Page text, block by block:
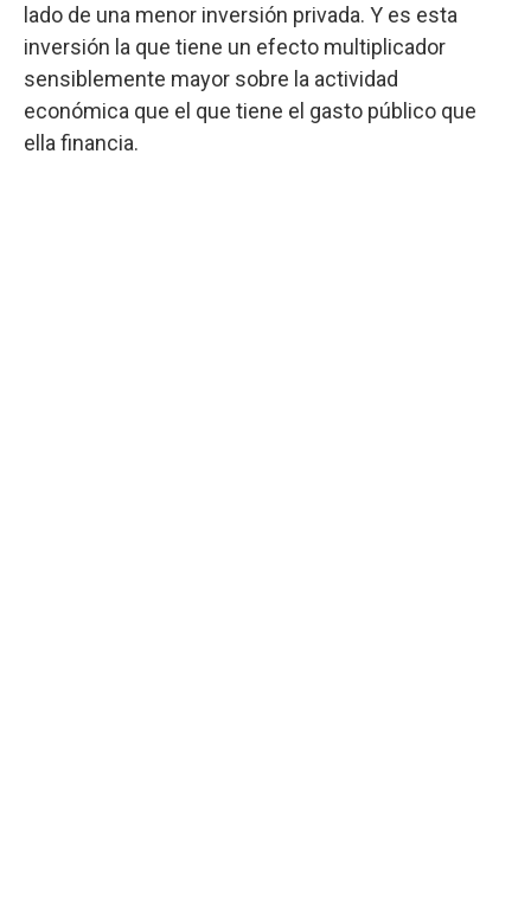
lado de una menor inversión privada. Y es esta
inversión la que tiene un efecto multiplicador
sensiblemente mayor sobre la actividad
económica que el que tiene el gasto público que
ella financia.